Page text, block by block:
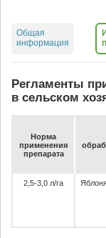
Общая
информация
Регламенты
в сельском
Нор­ма
при­ме­не­ния
пре­па­ра­та
2,5-3,0 л/га